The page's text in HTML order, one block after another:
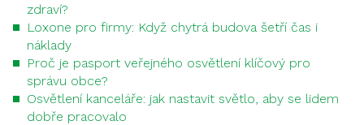
zdraví?
Loxone pro firmy: Když chytrá budova šetří čas i
náklady
Proč je pasport veřejného osvětlení klíčový pro
správu obce?
Osvětlení kanceláře: jak nastavit světlo, aby se lidem
dobře pracovalo